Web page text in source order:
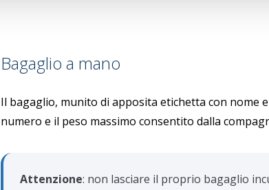
Bagaglio a mano
Il bagaglio, munito di apposita etichetta con nome
numero e il peso massimo consentito dalla
Attenzione: non lasciare il proprio bagaglio